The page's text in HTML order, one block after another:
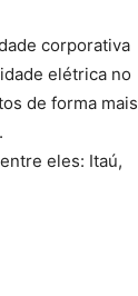
corporativa
elétrica no
de forma mais
eles: Itaú,